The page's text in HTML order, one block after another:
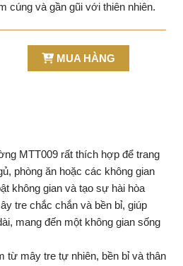
cúng và gần gũi với thiên nhiên.
MUA HÀNG
MTT009 rất thích hợp để trang
phòng ăn hoặc các không gian
không gian và tạo sự hài hòa
tre chắc chắn và bền bỉ, giúp
mang đến một không gian sống
từ mây tre tự nhiên, bền bỉ và thân